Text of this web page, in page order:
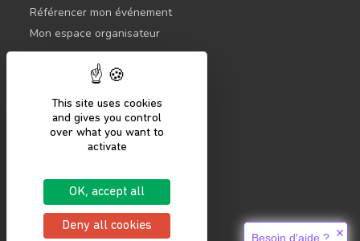
This site uses cookies
and gives you control
over what you want to
activate
OK, accept all
Deny all cookies
Référencer mon événement
Mon espace organisateur
CONTACTEZ-NOUS
COMMENCER
Se connecter
Mentions légales
Politique de confidentialité
Besoin d'aide ? ✕